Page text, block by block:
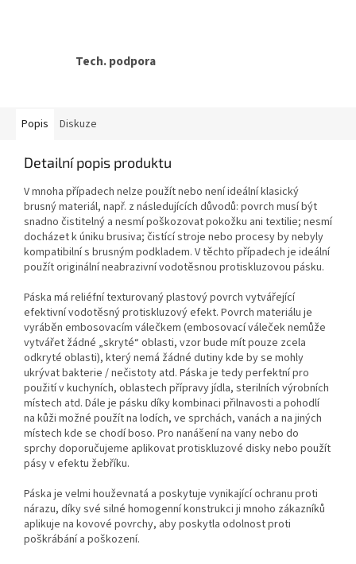
Tech. podpora
Popis Diskuze
Detailní popis produktu
V mnoha případech nelze použít nebo není ideální klasický
brusný materiál, např. z následujících důvodů: povrch musí být
snadno čistitelný a nesmí poškozovat pokožku ani textilie; nesmí
docházet k úniku brusiva; čistící stroje nebo procesy by nebyly
kompatibilní s brusným podkladem. V těchto případech je ideální
použít originální neabrazivní vodotěsnou protiskluzovou pásku.
Páska má reliéfní texturovaný plastový povrch vytvářející
efektivní vodotěsný protiskluzový efekt. Povrch materiálu je
vyráběn embosovacím válečkem (embosovací váleček nemůže
vytvářet žádné „skryté“ oblasti, vzor bude mít pouze zcela
odkryté oblasti), který nemá žádné dutiny kde by se mohly
ukrývat bakterie / nečistoty atd. Páska je tedy perfektní pro
použití v kuchyních, oblastech přípravy jídla, sterilních výrobních
místech atd. Dále je pásku díky kombinaci přilnavosti a pohodlí
na kůži možné použít na lodích, ve sprchách, vanách a na jiných
místech kde se chodí boso. Pro nanášení na vany nebo do
sprchy doporučujeme aplikovat protiskluzové disky nebo použít
pásy v efektu žebříku.
Páska je velmi houževnatá a poskytuje vynikající ochranu proti
nárazu, díky své silné homogenní konstrukci ji mnoho zákazníků
aplikuje na kovové povrchy, aby poskytla odolnost proti
poškrábání a poškození.